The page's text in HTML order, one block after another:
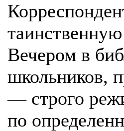
Вечером в
школьников,
— строго
по